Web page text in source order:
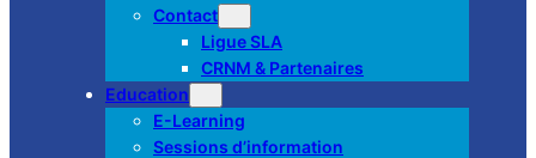
Contact
Ligue SLA
CRNM & Partenaires
Education
E-Learning
Sessions d’information